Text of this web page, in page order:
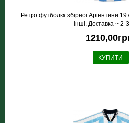
Ретро футболка збірної Аргентини
інші. Доставка ~ 2-
КУПИТИ